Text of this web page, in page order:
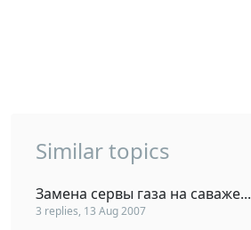
Similar topics
Замена сервы газа на саваже...
3 replies, 13 Aug 2007